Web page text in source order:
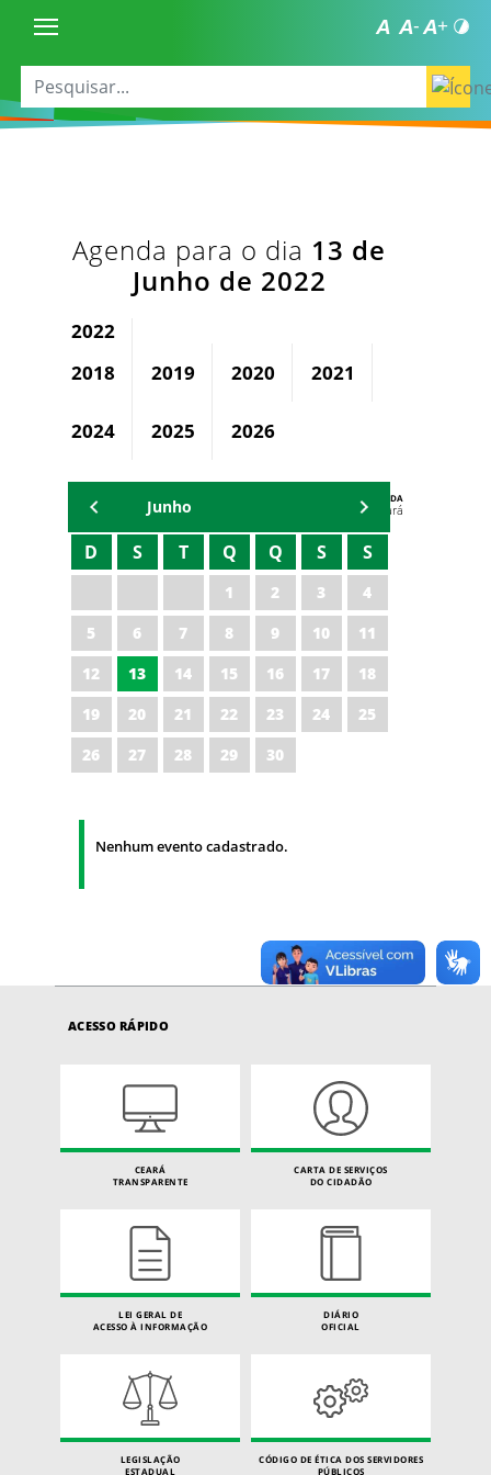
Agenda para o dia 13 de
Junho de 2022
2022
2018
2019 2020 2021
2024 2025 2026
AGENDA
Polícia Militar do Ceará
Junho
D S T Q Q S S
1 2 3
4
5
6 7 8 9 10
11
12
13 14 15 16 17
18
19
20 21 22 23 24
25
26
27 28 29 30
Nenhum evento cadastrado.
ACESSO RÁPIDO
CEARÁ
TRANSPARENTE
CARTA DE SERVIÇOS
DO CIDADÃO
LEI GERAL DE
ACESSO À INFORMAÇÃO
DIÁRIO
OFICIAL
LEGISLAÇÃO
ESTADUAL
CÓDIGO DE ÉTICA DOS SERVIDORES
PÚBLICOS